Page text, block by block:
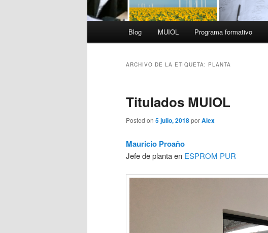
Blog MUIOL Programa formativo
ARCHIVO DE LA ETIQUETA: PLANTA
Titulados MUIOL
Posted on 5 julio, 2018porAlex
Mauricio Proaño
Jefe de planta en ESPROM PUR